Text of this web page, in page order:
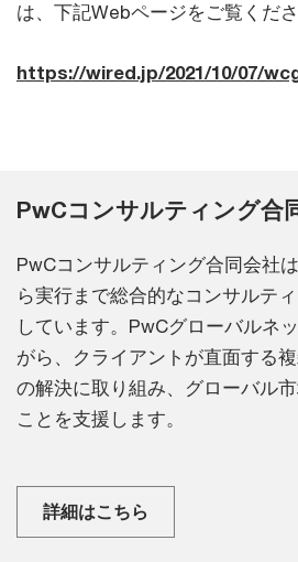
は、下記Webページをご覧くださ
https://wired.jp/2021/10/07/
PwCコンサルティング合
PwCコンサルティング合同会社
ら実行まで総合的なコンサルテ
しています。PwCグローバルネ
がら、クライアントが直面する
の解決に取り組み、グローバル
ことを支援します。
詳細はこちら